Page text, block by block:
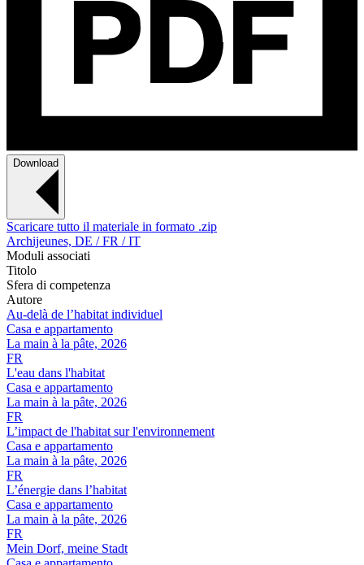
Download
Scaricare tutto il materiale in formato .zip
Archijeunes, DE / FR / IT
Moduli associati
Titolo
Sfera di competenza
Autore
Au-delà de l’habitat individuel
Casa e appartamento
La main à la pâte, 2026
FR
L'eau dans l'habitat
Casa e appartamento
La main à la pâte, 2026
FR
L’impact de l'habitat sur l'environnement
Casa e appartamento
La main à la pâte, 2026
FR
L’énergie dans l’habitat
Casa e appartamento
La main à la pâte, 2026
FR
Mein Dorf, meine Stadt